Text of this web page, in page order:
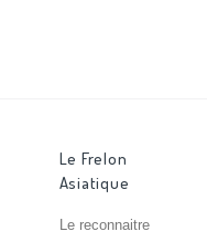
Le Frelon
Asiatique
Le reconnaitre